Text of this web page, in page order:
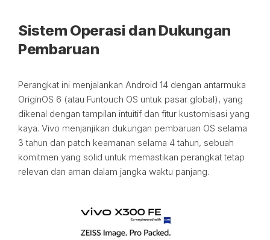
Sistem Operasi dan Dukungan
Pembaruan
Perangkat ini menjalankan Android 14 dengan antarmuka
OriginOS 6 (atau Funtouch OS untuk pasar global), yang
dikenal dengan tampilan intuitif dan fitur kustomisasi yang
kaya. Vivo menjanjikan dukungan pembaruan OS selama
3 tahun dan patch keamanan selama 4 tahun, sebuah
komitmen yang solid untuk memastikan perangkat tetap
relevan dan aman dalam jangka waktu panjang.